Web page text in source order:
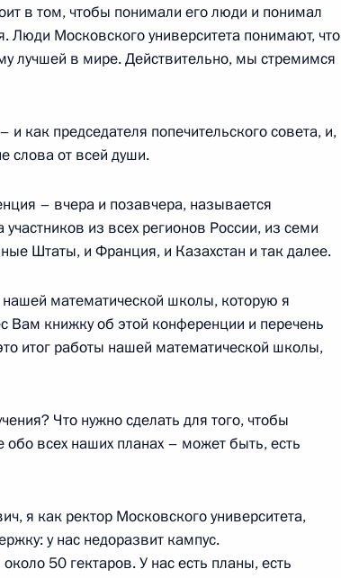
защиты Антоном
Хабировым
Шестаковым
3
в том, чтобы понимали его люди и понимал
Люди Московского университета понимают, что
лучшей в мире. Действительно, мы стремимся
как председателя попечительского совета, и,
слова от всей души.
– вчера и позавчера, называется
из всех регионов России, из семи
Штаты, и Франция, и Казахстан и так далее.
математической школы, которую я
книжку об этой конференции и перечень
итог работы нашей математической школы,
Что нужно сделать для того, чтобы
всех наших планах – может быть, есть
я как ректор Московского университета,
у нас недоразвит кампус.
50 гектаров. У нас есть планы, есть